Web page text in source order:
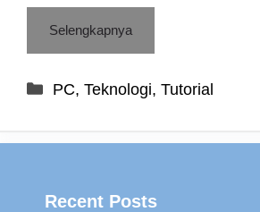
Selengkapnya
Categories
PC, Teknologi, Tutorial
Recent Posts